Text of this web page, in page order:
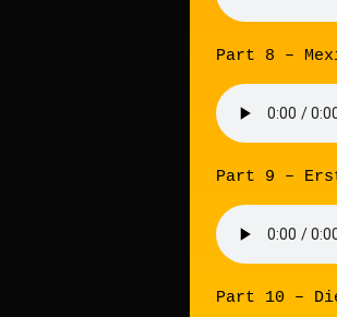
Part 8 –
Part 9 –
Part 10 –